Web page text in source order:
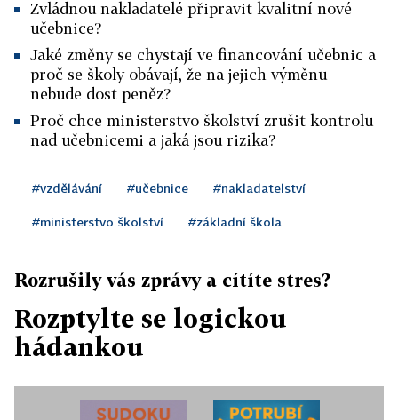
Zvládnou nakladatelé připravit kvalitní nové
učebnice?
Jaké změny se chystají ve financování učebnic a
proč se školy obávají, že na jejich výměnu
nebude dost peněz?
Proč chce ministerstvo školství zrušit kontrolu
nad učebnicemi a jaká jsou rizika?
#vzdělávání #učebnice #nakladatelství
#ministerstvo školství #základní škola
Rozrušily vás zprávy a cítíte stres?
Rozptylte se logickou
hádankou